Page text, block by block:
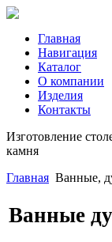
Главная
Навигация
Каталог
О компании
Изделия
Контакты
Изготовление
камня
Главная Ванные,
Ванные